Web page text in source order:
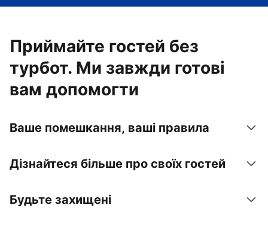
Приймайте гостей без
турбот. Ми завжди готові
вам допомогти
Ваше помешкання, ваші правила
Дізнайтеся більше про своїх гостей
Будьте захищені